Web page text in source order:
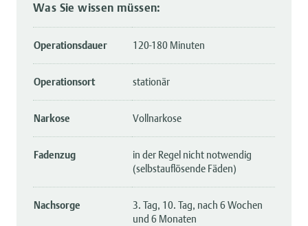
Was Sie wissen müssen:
Operationsdauer 120-180 Minuten
Operationsort stationär
Narkose Vollnarkose
Fadenzug
in der Regel nicht notwendig
(selbstauflösende Fäden)
Nachsorge
3. Tag, 10. Tag, nach 6 Wochen
und 6 Monaten